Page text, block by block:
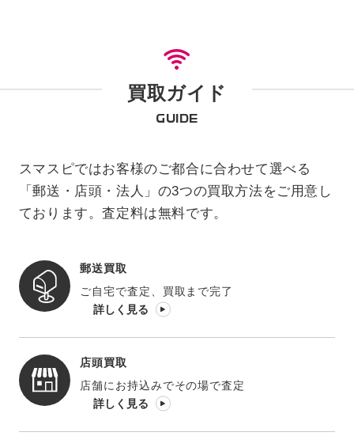
買取ガイド
GUIDE
スマスピではお客様のご都合に合わせて選べる
「郵送・店頭・法人」の3つの買取方法をご用意し
ております。査定料は無料です。
郵送買取
ご自宅で査定、買取まで完了
詳しく見る
店頭買取
店舗にお持込みでその場で査定
詳しく見る